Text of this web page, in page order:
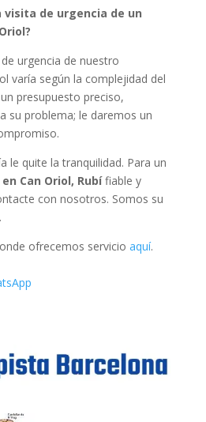
visita de urgencia de un
urgencia de nuestro
varía según la complejidad del
presupuesto preciso,
su problema; le daremos un
le quite la tranquilidad. Para un
Can Oriol, Rubífiable y
con nosotros. Somos su
ofrecemos servicio aquí.